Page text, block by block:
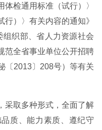
检通用标准（试行）〉
）〉有关内容的通知》
织部、省人力资源社会
范全省事业单位公开招聘
〔2013〕208号）等有关
采取多种形式，全面了解
质、能力素质、遵纪守